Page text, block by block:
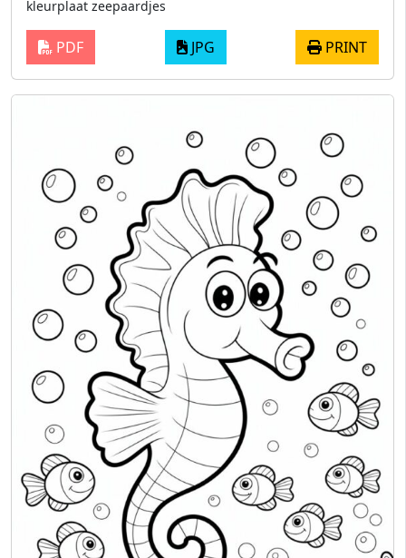
kleurplaat zeepaardjes
PDF JPG PRINT